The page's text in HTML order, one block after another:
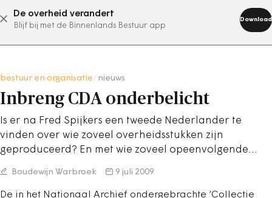
De overheid verandert
Blijf bij met de Binnenlands Bestuur app
Download
abonneer nu
bestuur en organisatie nieuws
Inbreng CDA onderbelicht
Is er na Fred Spijkers een tweede Nederlander te
vinden over wie zoveel overheidsstukken zijn
geproduceerd? En met wie zoveel opeenvolgende…
Boudewijn Warbroek 9 juli 2009
De in het Nationaal Archief ondergebrachte ‘Collectie